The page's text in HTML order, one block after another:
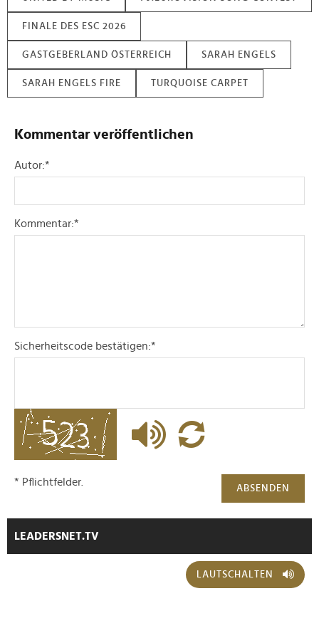
Partner führen diese Informationen möglicherweise mit
weiteren Daten zusammen, die Sie ihnen bereitgestellt
FINALE DES ESC 2026
GASTGEBERLAND ÖSTERREICH SARAH ENGELS
SARAH ENGELS FIRE TURQUOISE CARPET
Kommentar veröffentlichen
Autor:*
Kommentar:*
Sicherheitscode bestätigen:*
ABSENDEN
* Pflichtfelder.
LEADERSNET.TV
LAUTSCHALTEN